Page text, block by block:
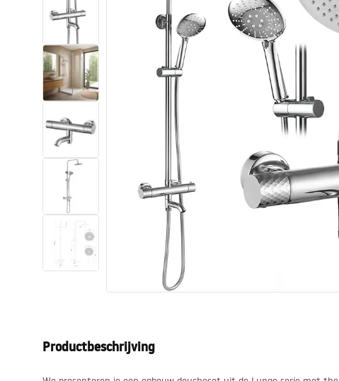
Lineaire Douchegoten
Toiletten
Wastafels
Baden en badwanden
Douches
Productbeschrijving